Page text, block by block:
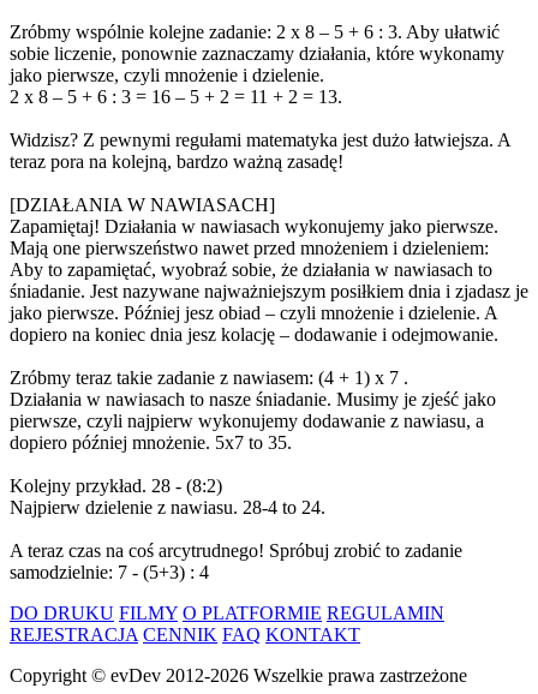
Zróbmy wspólnie kolejne zadanie: 2 x 8 – 5 + 6 : 3. Aby ułatwić
sobie liczenie, ponownie zaznaczamy działania, które wykonamy
jako pierwsze, czyli mnożenie i dzielenie.
2 x 8 – 5 + 6 : 3 = 16 – 5 + 2 = 11 + 2 = 13.
Widzisz? Z pewnymi regułami matematyka jest dużo łatwiejsza. A
teraz pora na kolejną, bardzo ważną zasadę!
[DZIAŁANIA W NAWIASACH]
Zapamiętaj! Działania w nawiasach wykonujemy jako pierwsze.
Mają one pierwszeństwo nawet przed mnożeniem i dzieleniem:
Aby to zapamiętać, wyobraź sobie, że działania w nawiasach to
śniadanie. Jest nazywane najważniejszym posiłkiem dnia i zjadasz je
jako pierwsze. Później jesz obiad – czyli mnożenie i dzielenie. A
dopiero na koniec dnia jesz kolację – dodawanie i odejmowanie.
Zróbmy teraz takie zadanie z nawiasem: (4 + 1) x 7 .
Działania w nawiasach to nasze śniadanie. Musimy je zjeść jako
pierwsze, czyli najpierw wykonujemy dodawanie z nawiasu, a
dopiero później mnożenie. 5x7 to 35.
Kolejny przykład. 28 - (8:2)
Najpierw dzielenie z nawiasu. 28-4 to 24.
A teraz czas na coś arcytrudnego! Spróbuj zrobić to zadanie
samodzielnie: 7 - (5+3) : 4
DO DRUKU FILMY O PLATFORMIE REGULAMIN
REJESTRACJA CENNIK FAQ KONTAKT
Copyright © evDev 2012-2026 Wszelkie prawa zastrzeżone